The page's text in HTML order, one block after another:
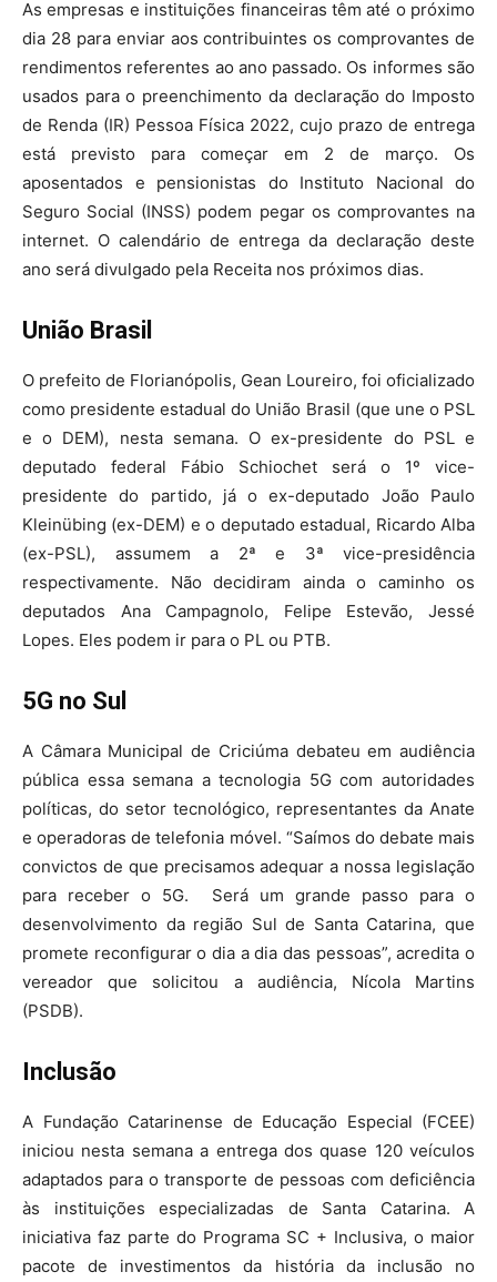
As empresas e instituições financeiras têm até o próximo
dia 28 para enviar aos contribuintes os comprovantes de
rendimentos referentes ao ano passado. Os informes são
usados para o preenchimento da declaração do Imposto
de Renda (IR) Pessoa Física 2022, cujo prazo de entrega
está previsto para começar em 2 de março. Os
aposentados e pensionistas do Instituto Nacional do
Seguro Social (INSS) podem pegar os comprovantes na
internet. O calendário de entrega da declaração deste
ano será divulgado pela Receita nos próximos dias.
União Brasil
O prefeito de Florianópolis, Gean Loureiro, foi oficializado
como presidente estadual do União Brasil (que une o PSL
e o DEM), nesta semana. O ex-presidente do PSL e
deputado federal Fábio Schiochet será o 1º vice-
presidente do partido, já o ex-deputado João Paulo
Kleinübing (ex-DEM) e o deputado estadual, Ricardo Alba
(ex-PSL), assumem a 2ª e 3ª vice-presidência
respectivamente. Não decidiram ainda o caminho os
deputados Ana Campagnolo, Felipe Estevão, Jessé
Lopes. Eles podem ir para o PL ou PTB.
5G no Sul
A Câmara Municipal de Criciúma debateu em audiência
pública essa semana a tecnologia 5G com autoridades
políticas, do setor tecnológico, representantes da Anate
e operadoras de telefonia móvel. “Saímos do debate mais
convictos de que precisamos adequar a nossa legislação
para receber o 5G. Será um grande passo para o
desenvolvimento da região Sul de Santa Catarina, que
promete reconfigurar o dia a dia das pessoas”, acredita o
vereador que solicitou a audiência, Nícola Martins
(PSDB).
Inclusão
A Fundação Catarinense de Educação Especial (FCEE)
iniciou nesta semana a entrega dos quase 120 veículos
adaptados para o transporte de pessoas com deficiência
às instituições especializadas de Santa Catarina. A
iniciativa faz parte do Programa SC + Inclusiva, o maior
pacote de investimentos da história da inclusão no